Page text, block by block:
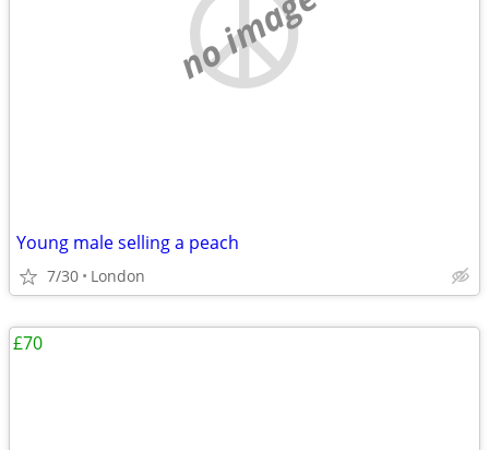
no image
Young male selling a peach
7/30 London
£70